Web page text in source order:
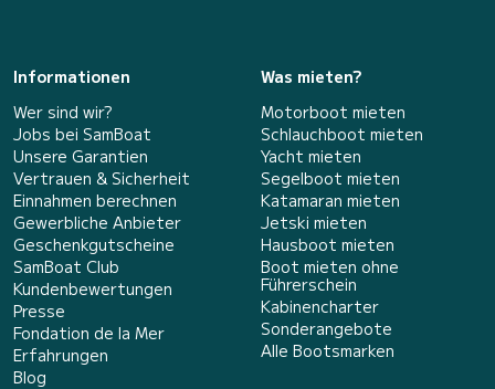
Informationen
Wer sind wir?
Jobs bei SamBoat
Unsere Garantien
Vertrauen & Sicherheit
Einnahmen berechnen
Gewerbliche Anbieter
Geschenkgutscheine
SamBoat Club
Kundenbewertungen
Presse
Fondation de la Mer
Erfahrungen
Blog
Was mieten?
Motorboot mieten
Schlauchboot mieten
Yacht mieten
Segelboot mieten
Katamaran mieten
Jetski mieten
Hausboot mieten
Boot mieten ohne
Führerschein
Kabinencharter
Sonderangebote
Alle Bootsmarken